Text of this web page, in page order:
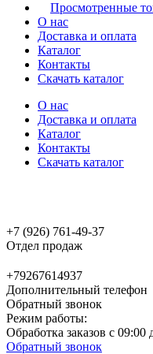
Просмотренные
О нас
Доставка и оплата
Каталог
Контакты
Скачать каталог
О нас
Доставка и оплата
Каталог
Контакты
Скачать каталог
+7 (926) 761-49-37
Отдел продаж
+79267614937
Дополнительный телефон
Обратный звонок
Режим работы:
Обработка заказов с 09:00
Обратный звонок